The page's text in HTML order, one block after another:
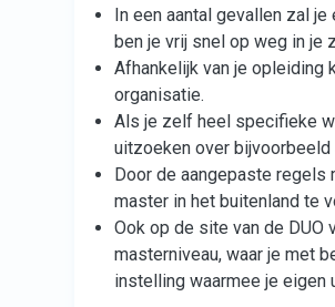
In een aantal gevallen zal
ben je vrij snel op weg in je
Afhankelijk van je opleiding
organisatie.
Als je zelf heel specifieke
uitzoeken over
Door de aangepaste
master in het buitenland te
Ook op de site van de
masterniveau, waar je met
instelling waarmee je eigen